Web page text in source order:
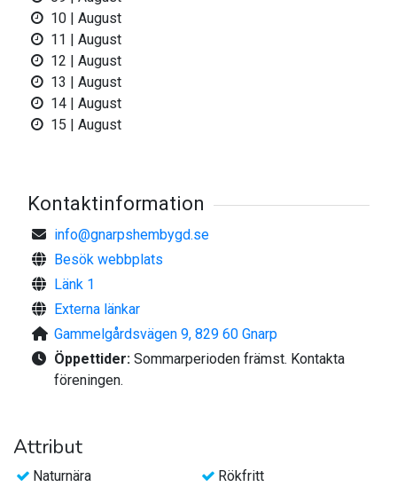
info@gnarpshembygd.se
10 | August
11 | August
12 | August
13 | August
14 | August
15 | August
Kontaktinformation
info@gnarpshembygd.se
Besök webbplats
Länk 1
Externa länkar
Gammelgårdsvägen 9, 829 60 Gnarp
Öppettider: Sommarperioden främst. Kontakta
föreningen.
Attribut
Naturnära
Rökfritt